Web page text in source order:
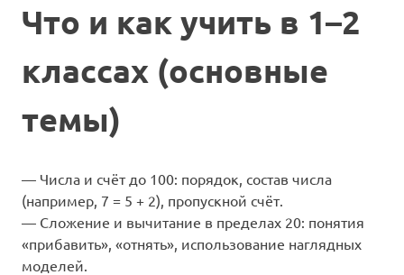
Что и как учить в 1–2
классах (основные
темы)
— Числа и счёт до 100: порядок, состав числа
(например, 7 = 5 + 2), пропускной счёт.
— Сложение и вычитание в пределах 20: понятия
«прибавить», «отнять», использование наглядных
моделей.